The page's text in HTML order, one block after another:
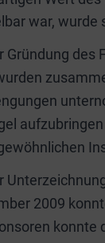
war, wurde
Gründung des
2009
konnte